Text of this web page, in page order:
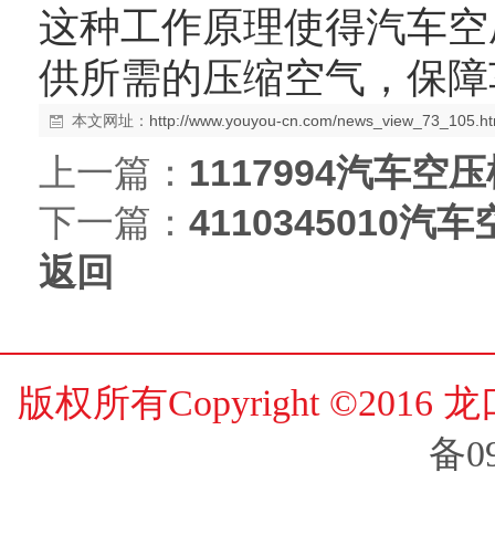
这种工作原理使得汽车
供所需的压缩空气，保
本文网址： http://www.youyou-cn.com/
上一篇： 1117994汽车空压
下一篇： 4110345010汽车
返回
版权所有Copyright ©2016
备